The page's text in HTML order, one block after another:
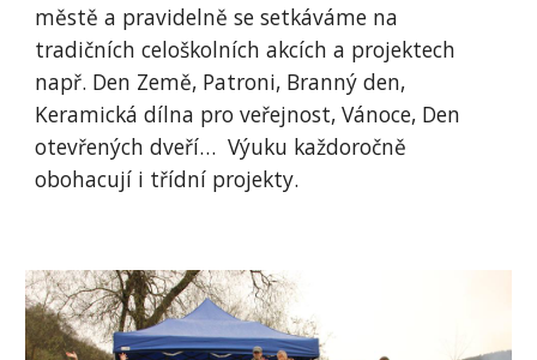
městě a pravidelně se setkáváme na
tradičních celoškolních akcích a projektech
např. Den Země, Patroni, Branný den,
Keramická dílna pro veřejnost, Vánoce, Den
otevřených dveří… Výuku každoročně
obohacují i třídní projekty.